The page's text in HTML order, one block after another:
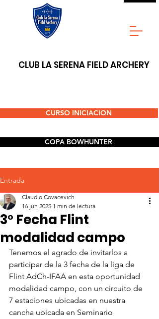
CLUB LA SERENA FIELD ARCHERY
CURSO INICIACION
COPA BOWHUNTER
Entrada
3° Fecha Flint
modalidad campo
Claudio Covacevich
16 jun 2025 1 min de lectura
Tenemos el agrado de invitarlos a
participar de la 3 fecha de la liga de
Flint AdCh-IFAA en esta oportunidad
modalidad campo, con un circuito de
7 estaciones ubicadas en nuestra
cancha ubicada en Seminario